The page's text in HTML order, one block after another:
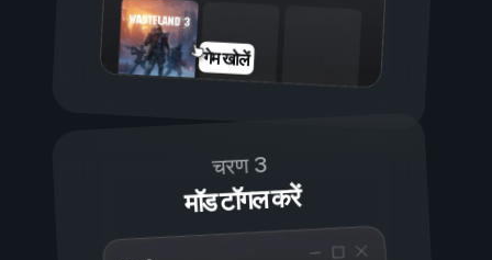
गेम खोलें
चरण 3
मॉड टॉगल करें